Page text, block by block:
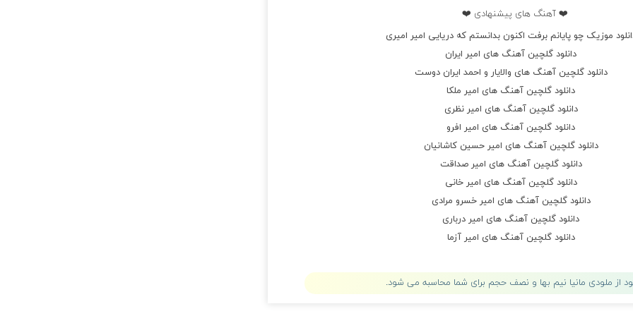
❤️ آهنگ های پیشنهادی ❤️
موزیک چو پایانم برفت اکنون بدانستم که دریایی امیر امیری
دانلود گلچین آهنگ های امیر ایران
دانلود گلچین آهنگ های والایار و احمد ایران دوست
دانلود گلچین آهنگ های امیر ملکا
دانلود گلچین آهنگ های امیر نظری
دانلود گلچین آهنگ های امیر افرو
دانلود گلچین آهنگ های امیر حسین کاشانیان
دانلود گلچین آهنگ های امیر صداقت
دانلود گلچین آهنگ های امیر خانی
دانلود گلچین آهنگ های امیر خسرو مرادی
دانلود گلچین آهنگ های امیر درباری
دانلود گلچین آهنگ های امیر آزما
از ملودی مانیا نیم بها و نصف حجم برای شما محاسبه می شود.